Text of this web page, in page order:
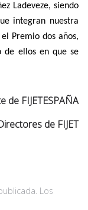
Ladeveze, siendo
integran nuestra
Premio dos años,
de ellos en que se
de FIJETESPAÑA
de FIJET
Los